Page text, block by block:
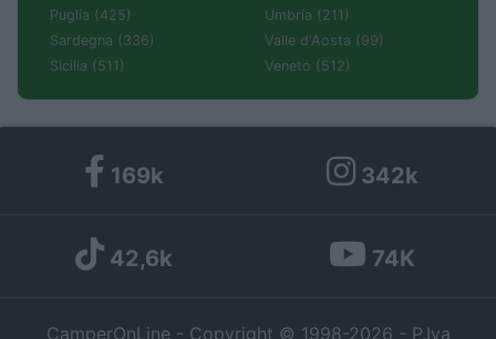
Puglia (425)
Sardegna (336)
Sicilia (511)
Umbria (211)
Valle d'Aosta (99)
Veneto (512)
169k 342k
42,6k 74K
CamperOnLine - Copyright © 1998-2026 - P.Iva